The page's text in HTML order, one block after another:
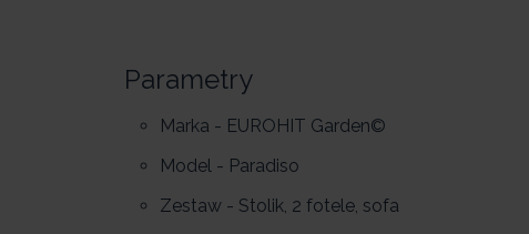
Parametry
Marka - EUROHIT Garden©
Model - Paradiso
Zestaw - Stolik, 2 fotele, sofa